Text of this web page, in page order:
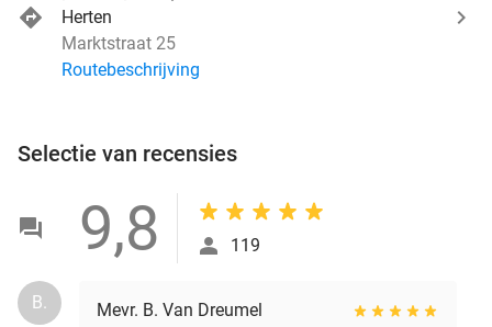
Herten
Marktstraat 25
Routebeschrijving
Selectie van recensies
9,8 119
B.
Mevr. B. Van Dreumel